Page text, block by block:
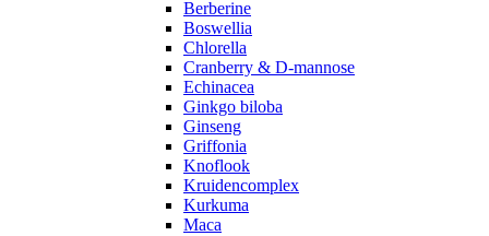
Berberine
Boswellia
Chlorella
Cranberry & D-mannose
Echinacea
Ginkgo biloba
Ginseng
Griffonia
Knoflook
Kruidencomplex
Kurkuma
Maca